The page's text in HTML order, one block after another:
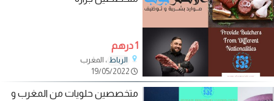
1 درهم
الرباط ، المغرب
متخصصين حلويات من المغرب و